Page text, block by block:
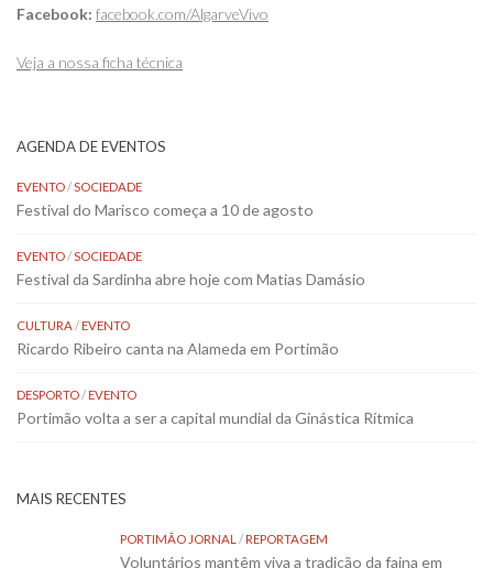
Facebook: facebook.com/AlgarveVivo
Veja a nossa ficha técnica
AGENDA DE EVENTOS
EVENTO/SOCIEDADE
Festival do Marisco começa a 10 de agosto
EVENTO/SOCIEDADE
Festival da Sardinha abre hoje com Matias Damásio
CULTURA/EVENTO
Ricardo Ribeiro canta na Alameda em Portimão
DESPORTO/EVENTO
Portimão volta a ser a capital mundial da Ginástica Rítmica
MAIS RECENTES
PORTIMÃO JORNAL /REPORTAGEM
Voluntários mantêm viva a tradição da faina em